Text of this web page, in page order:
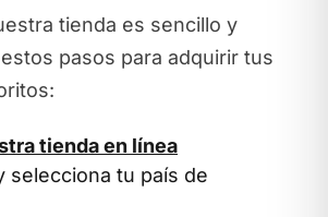
tienda es sencillo y
pasos para adquirir tus
tienda en línea
selecciona tu país de